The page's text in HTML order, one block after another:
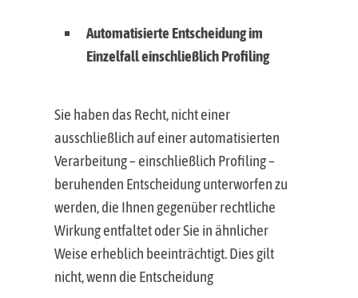
Automatisierte Entscheidung im
Einzelfall einschließlich Profiling
Sie haben das Recht, nicht einer
ausschließlich auf einer automatisierten
Verarbeitung – einschließlich Profiling –
beruhenden Entscheidung unterworfen zu
werden, die Ihnen gegenüber rechtliche
Wirkung entfaltet oder Sie in ähnlicher
Weise erheblich beeinträchtigt. Dies gilt
nicht, wenn die Entscheidung